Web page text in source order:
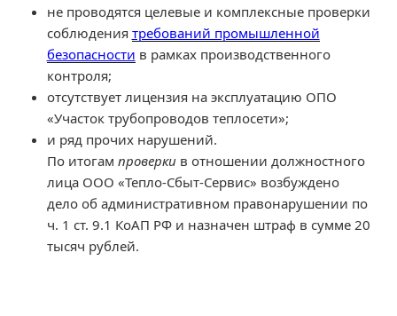
не проводятся целевые и комплексные проверки
соблюдения требований промышленной
безопасности в рамках производственного
контроля;
отсутствует лицензия на эксплуатацию ОПО
«Участок трубопроводов теплосети»;
и ряд прочих нарушений.
По итогам проверкив отношении должностного
лица ООО «Тепло-Сбыт-Сервис» возбуждено
дело об административном правонарушении по
ч. 1 ст. 9.1 КоАП РФ и назначен штраф в сумме 20
тысяч рублей.